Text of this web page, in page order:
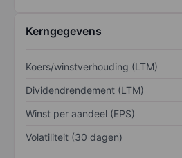
Kerngegevens
Koers/winstverhouding (LTM)
Dividendrendement (LTM)
Winst per aandeel (EPS)
Volatiliteit (30 dagen)